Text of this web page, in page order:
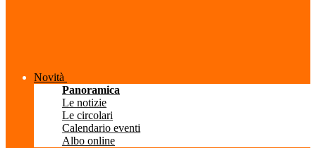
Novità
Panoramica
Le notizie
Le circolari
Calendario eventi
Albo online